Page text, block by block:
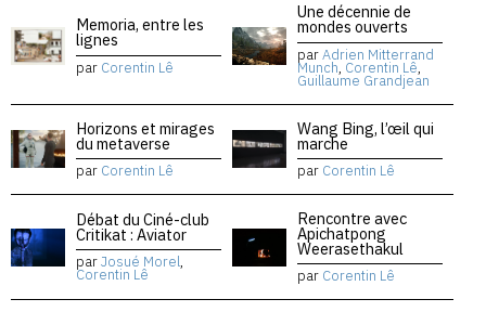
Memoria, entre les
lignes
par Corentin Lê
Une décennie de
mondes ouverts
parAdrien Mitterrand
Munch, Corentin Lê,
Guillaume Grandjean
Horizons et mirages
du metaverse
par Corentin Lê
Wang Bing, l’œil qui
marche
par Corentin Lê
Débat du Ciné-club
Critikat : Aviator
parJosué Morel,
Corentin Lê
Rencontre avec
Apichatpong
Weerasethakul
par Corentin Lê